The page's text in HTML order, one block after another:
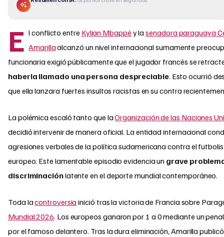
E l conflicto entre Kylian Mbappé y lasenadora paraguaya
Amarillaalcanzó un nivel internacional sumamente
funcionaria exigió públicamente que el jugador francés se
haberla llamado una persona despreciable. Esto ocurrió
que ella lanzara fuertes insultos racistas en su contra
La polémica escaló tanto que laOrganización de las Naciones
decidió intervenir de manera oficial. La entidad internacional
agresiones verbales de la política sudamericana contra el
europeo. Este lamentable episodio evidencia un grave
discriminaciónlatente en el deporte mundial contemporáneo.
Toda lacontroversiainició tras la victoria de Francia sobre
Mundial 2026. Los europeos ganaron por 1 a 0 mediante un
por el famoso delantero. Tras la dura eliminación, Amarilla